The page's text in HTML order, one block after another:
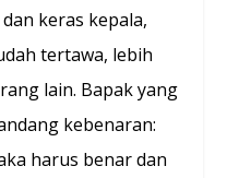
keras kepala,
tertawa, lebih
lain. Bapak yang
kebenaran:
harus benar dan